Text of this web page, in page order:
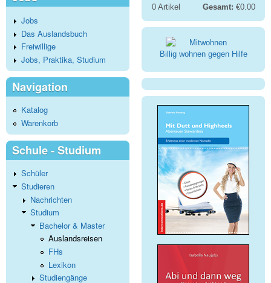
Jobs
Das Auslandsbuch
Freiwillige
Jobs, Praktika, Studium
Navigation
Katalog
Warenkorb
Schule - Studium
Schüler
Studieren
Nachrichten
Studium
Bachelor & Master
Auslandsreisen
FHs
Lexikon
Studiengänge
0Artikel Gesamt: €0.00
Billig wohnen gegen Hilfe